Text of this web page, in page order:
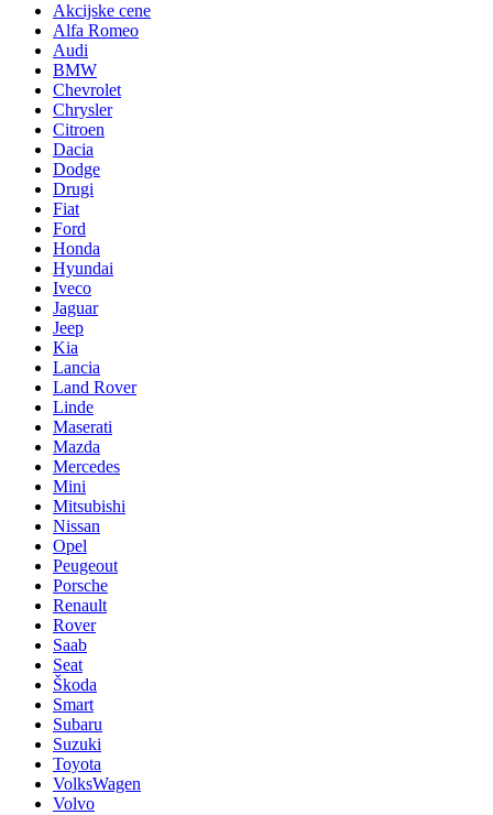
Akcijske cene
Alfa Romeo
Audi
BMW
Chevrolet
Chrysler
Citroen
Dacia
Dodge
Drugi
Fiat
Ford
Honda
Hyundai
Iveco
Jaguar
Jeep
Kia
Lancia
Land Rover
Linde
Maserati
Mazda
Mercedes
Mini
Mitsubishi
Nissan
Opel
Peugeout
Porsche
Renault
Rover
Saab
Seat
Škoda
Smart
Subaru
Suzuki
Toyota
VolksWagen
Volvo